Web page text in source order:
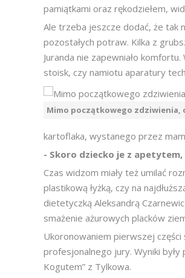
pamiątkami oraz rękodziełem,
Ale trzeba jeszcze dodać, że tak
pozostałych potraw. Kilka z
Juranda nie zapewniało
stoisk, czy namiotu aparatury
Mimo początkowego zdziwienia,
kartoflaka, wystanego przez
- Skoro dziecko je z apetytem,
Czas widzom miały też umilać
plastikową łyżką, czy na
dietetyczką Aleksandrą
smażenie ażurowych placków
Ukoronowaniem pierwszej części
profesjonalnego jury. Wyniki
Kogutem” z Tylkowa.